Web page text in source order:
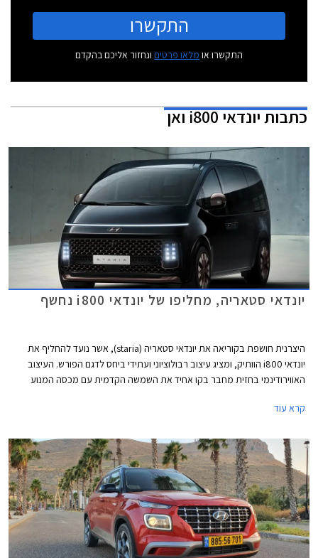
התקשרו
התקשרו או מלאו פרטים ונחזור אליכם בהקדם
כתבותיונדאי i800 ואן
יונדאי סטאריה, מחליפו של יונדאי i800 נחשף
היצרנית חושפת בקוריאה את יונדאי סטאריה (staria), אשר נועד להחליף את
יונדאי i800 הוותיק, ומציג עיצוב רבולוציוני ועתידי ביחס לדגם הפורש. העיצוב
האווירודינמי בחזית מחבר בקו אחיד את השמשה הקדמית עם מכסה המנוע
קרא עוד